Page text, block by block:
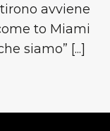
avviene
to Miami
siamo” [...]